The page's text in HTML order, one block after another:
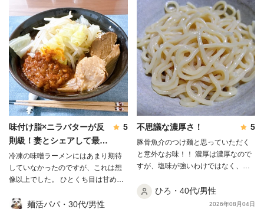
味付け脂×ニラバターが反
則級！妻とシェアして最後
は完飲しました✨
5
冷凍の味噌ラーメンにはあまり期待
していなかったのですが、これは想
像以上でした。 ひとくち目は甘めの
追ってきます。レンゲを底に沈めて
麺活パパ・30代/男性
不思議な濃厚さ！ 5
豚骨魚介のつけ麺と思っていただく
と意外なお味！！ 濃厚は濃厚なので
すが、塩味が強いわけではなく、節
て、麺はモチモチ！！ 濃厚さはあり
つつも、舌の縦方向に濃厚さを感じ
ひろ・40代/男性
2026年08月04日